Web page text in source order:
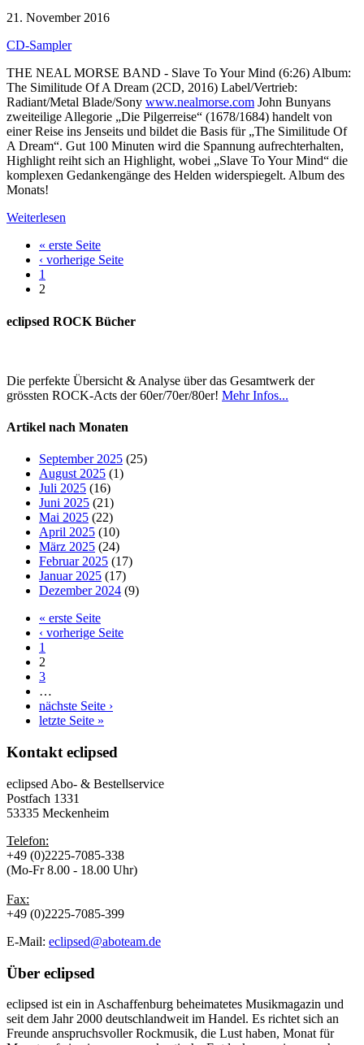
21. November 2016
CD-Sampler
THE NEAL MORSE BAND - Slave To Your Mind (6:26) Album:
The Similitude Of A Dream (2CD, 2016) Label/Vertrieb:
Radiant/Metal Blade/Sony www.nealmorse.com John Bunyans
zweiteilige Allegorie „Die Pilgerreise“ (1678/1684) handelt von
einer Reise ins Jenseits und bildet die Basis für „The Similitude Of
A Dream“. Gut 100 Minuten wird die Spannung aufrechterhalten,
Highlight reiht sich an Highlight, wobei „Slave To Your Mind“ die
komplexen Gedankengänge des Helden widerspiegelt. Album des
Monats!
Weiterlesen
« erste Seite
‹ vorherige Seite
1
2
eclipsed ROCK Bücher
Die perfekte Übersicht & Analyse über das Gesamtwerk der
grössten ROCK-Acts der 60er/70er/80er! Mehr Infos...
Artikel nach Monaten
September 2025 (25)
August 2025 (1)
Juli 2025 (16)
Juni 2025 (21)
Mai 2025 (22)
April 2025 (10)
März 2025 (24)
Februar 2025 (17)
Januar 2025 (17)
Dezember 2024 (9)
« erste Seite
‹ vorherige Seite
1
2
3
…
nächste Seite ›
letzte Seite »
Kontakt eclipsed
eclipsed Abo- & Bestellservice
Postfach 1331
53335 Meckenheim
Telefon:
+49 (0)2225-7085-338
(Mo-Fr 8.00 - 18.00 Uhr)
Fax:
+49 (0)2225-7085-399
E-Mail: eclipsed@aboteam.de
Über eclipsed
eclipsed ist ein in Aschaffenburg beheimatetes Musikmagazin und
seit dem Jahr 2000 deutschlandweit im Handel. Es richtet sich an
Freunde anspruchsvoller Rockmusik, die Lust haben, Monat für